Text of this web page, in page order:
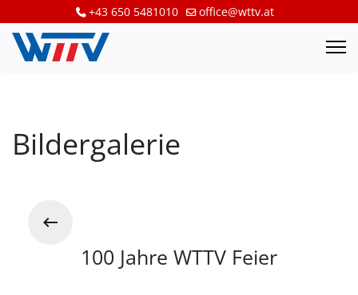
+43 650 5481010 office@wttv.at
Bildergalerie
100 Jahre WTTV Feier